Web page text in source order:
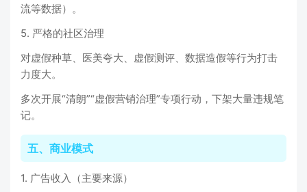
流等数据）。
5. 严格的社区治理
对虚假种草、医美夸大、虚假测评、数据造假等行为打击
力度大。
多次开展“清朗”“虚假营销治理”专项行动，下架大量违规笔
记。
五、商业模式
1. 广告收入（主要来源）